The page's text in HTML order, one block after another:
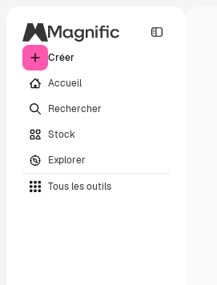
Créer
Accueil
Rechercher
Stock
Explorer
Tous les outils